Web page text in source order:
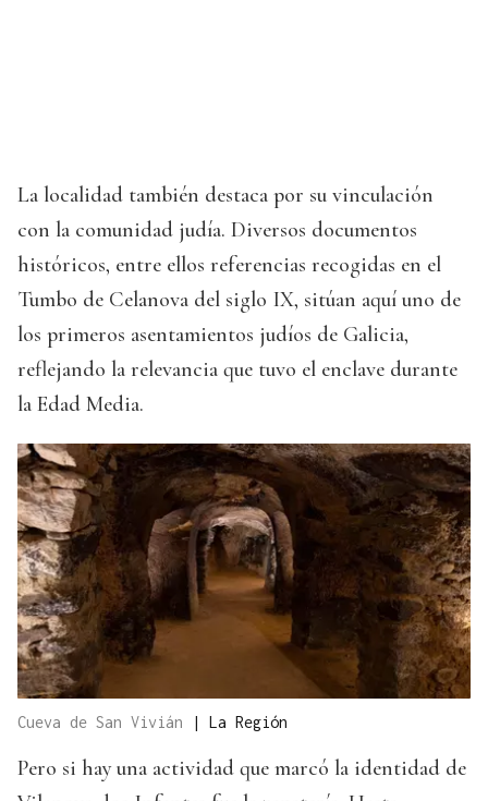
La localidad también destaca por su vinculación
con la comunidad judía. Diversos documentos
históricos, entre ellos referencias recogidas en el
Tumbo de Celanova del siglo IX, sitúan aquí uno de
los primeros asentamientos judíos de Galicia,
reflejando la relevancia que tuvo el enclave durante
la Edad Media.
Cueva de San Vivián | La Región
Pero si hay una actividad que marcó la identidad de